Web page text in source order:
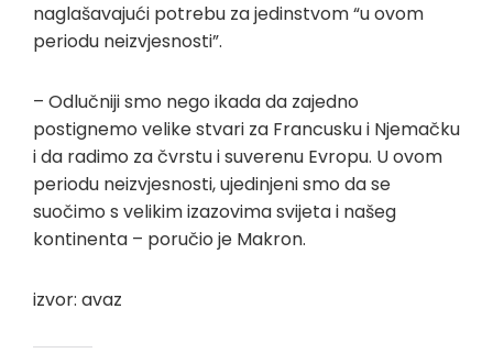
naglašavajući potrebu za jedinstvom “u ovom
periodu neizvjesnosti”.
– Odlučniji smo nego ikada da zajedno
postignemo velike stvari za Francusku i Njemačku
i da radimo za čvrstu i suverenu Evropu. U ovom
periodu neizvjesnosti, ujedinjeni smo da se
suočimo s velikim izazovima svijeta i našeg
kontinenta – poručio je Makron.
izvor: avaz